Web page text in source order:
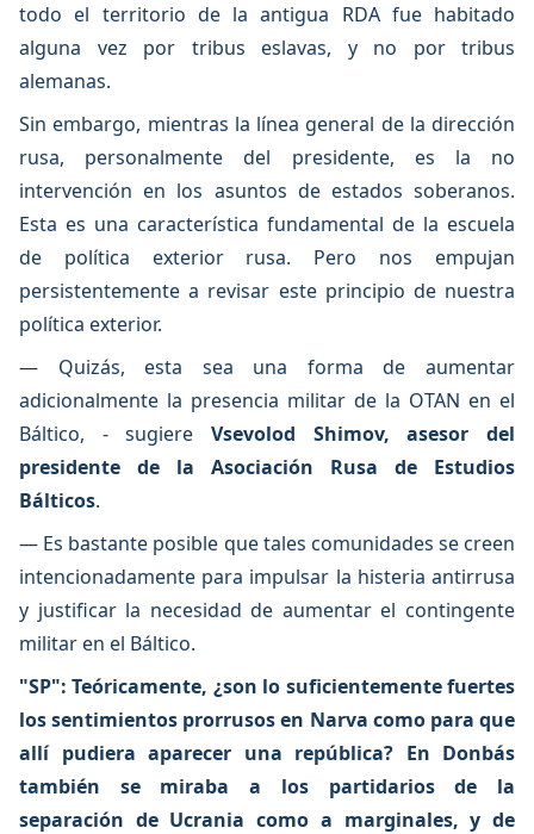
todo el territorio de la antigua RDA fue habitado
alguna vez por tribus eslavas, y no por tribus
alemanas.
Sin embargo, mientras la línea general de la dirección
rusa, personalmente del presidente, es la no
intervención en los asuntos de estados soberanos.
Esta es una característica fundamental de la escuela
de política exterior rusa. Pero nos empujan
persistentemente a revisar este principio de nuestra
política exterior.
— Quizás, esta sea una forma de aumentar
adicionalmente la presencia militar de la OTAN en el
Báltico, - sugiere Vsevolod Shimov, asesor del
presidente de la Asociación Rusa de Estudios
Bálticos.
— Es bastante posible que tales comunidades se creen
intencionadamente para impulsar la histeria antirrusa
y justificar la necesidad de aumentar el contingente
militar en el Báltico.
"SP": Teóricamente, ¿son lo suficientemente fuertes
los sentimientos prorrusos en Narva como para que
allí pudiera aparecer una república? En Donbás
también se miraba a los partidarios de la
separación de Ucrania como a marginales, y de